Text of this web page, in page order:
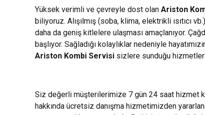
Yüksek verimli ve çevreyle dost olan Ariston
biliyoruz. Alışılmış (soba, klima, elektrikli ısıtıcı
daha da geniş kitlelere ulaşması amaçlanıyor.
başlıyor. Sağladığı kolaylıklar nedeniyle
Ariston Kombi Servisi sizlere sunduğu
Siz değerli müşterilerimize 7 gün 24 saat hizmet
hakkında ücretsiz danışma hizmetimizden